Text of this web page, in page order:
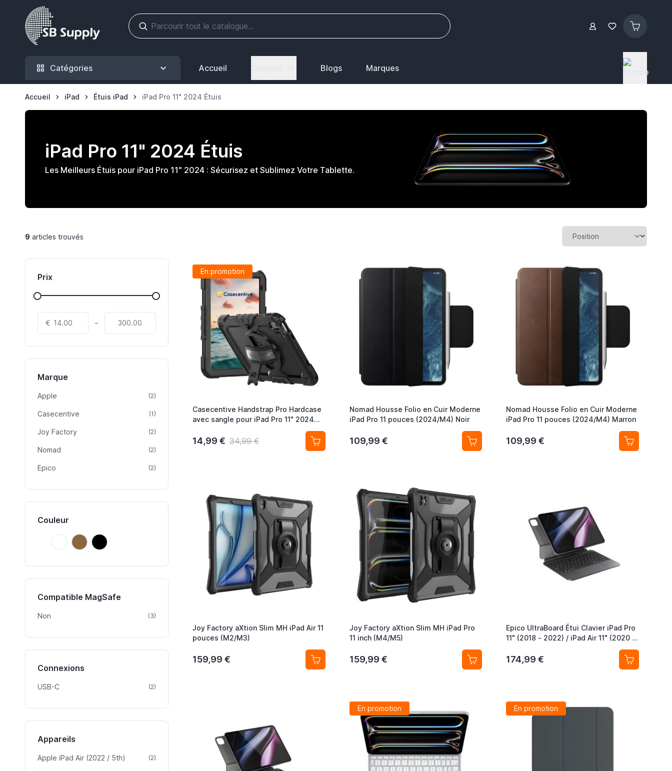
Allez au contenu
Catégories Accueil Blogs Marques
Accueil iPad Étuis iPad iPad Pro 11" 2024 Étuis
iPad Pro 11" 2024 Étuis
Les Meilleurs Étuis pour iPad Pro 11" 2024 : Sécurisez et Sublimez Votre Tablette.
9 articles trouvés
Prix
€ -
Marque
Apple (2)article
Casecentive (1)article
Joy Factory (2)article
Nomad (2)article
Epico (2)article
Couleur
Blanc
BlancBrun
Brun Noir
Noir
Compatible MagSafe
Non (3)article
Connexions
USB-C (2)article
Appareils
Apple iPad Air (2022 / 5th) (2)article
En promotion
Casecentive Handstrap Pro Hardcase
avec sangle pour iPad Pro 11" 2024
14,99 € 34,99 €
Nomad Housse Folio en Cuir Moderne
iPad Pro 11 pouces (2024/M4) Noir
109,99 €
Nomad Housse Folio en Cuir Moderne
iPad Pro 11 pouces (2024/M4) Marron
109,99 €
Joy Factory aXtion Slim MH iPad Air 11
pouces (M2/M3)
159,99 €
Joy Factory aXtion Slim MH iPad Pro
11 inch (M4/M5)
159,99 €
Epico UltraBoard Étui Clavier iPad Pro
11" (2018 - 2022) / iPad Air 11" (2020 -
174,99 €
En promotion En promotion